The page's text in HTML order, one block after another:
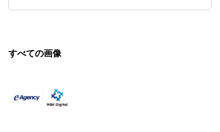
すべての画像